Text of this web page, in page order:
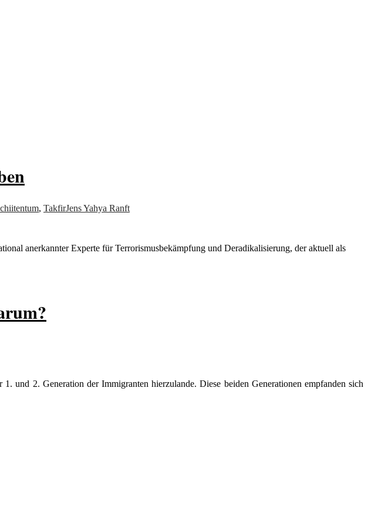
, TakfirJens Yahya Ranft
anerkannter Experte für Terrorismusbekämpfung und Deradikalisierung, der aktuell als
und 2. Generation der Immigranten hierzulande. Diese beiden Generationen empfanden sich